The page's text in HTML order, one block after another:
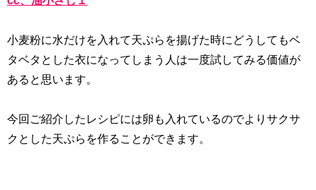
小麦粉に水だけを入れて天ぷらを揚げた時にどうしてもベ
タベタとした衣になってしまう人は一度試してみる価値が
あると思います。
今回ご紹介したレシピには卵も入れているのでよりサクサ
クとした天ぷらを作ることができます。